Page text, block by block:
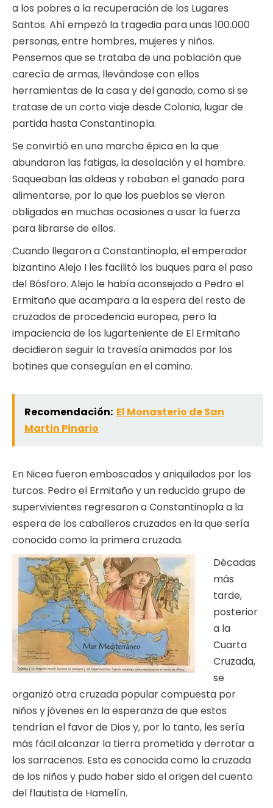
a los pobres a la recuperación de los Lugares
Santos. Ahí empezó la tragedia para unas 100.000
personas, entre hombres, mujeres y niños.
Pensemos que se trataba de una población que
carecía de armas, llevándose con ellos
herramientas de la casa y del ganado, como si se
tratase de un corto viaje desde Colonia, lugar de
partida hasta Constantinopla.
Se convirtió en una marcha épica en la que
abundaron las fatigas, la desolación y el hambre.
Saqueaban las aldeas y robaban el ganado para
alimentarse, por lo que los pueblos se vieron
obligados en muchas ocasiones a usar la fuerza
para librarse de ellos.
Cuando llegaron a Constantinopla, el emperador
bizantino Alejo I les facilitó los buques para el paso
del Bósforo. Alejo le había aconsejado a Pedro el
Ermitaño que acampara a la espera del resto de
cruzados de procedencia europea, pero la
impaciencia de los lugarteniente de El Ermitaño
decidieron seguir la travesía animados por los
botines que conseguían en el camino.
Recomendación: El Monasterio de San
Martin Pinario
En Nicea fueron emboscados y aniquilados por los
turcos. Pedro el Ermitaño y un reducido grupo de
supervivientes regresaron a Constantinopla a la
espera de los caballeros cruzados en la que sería
conocida como la primera cruzada.
Décadas
más
tarde,
posterior
a la
Cuarta
Cruzada,
se
organizó otra cruzada popular compuesta por
niños y jóvenes en la esperanza de que estos
tendrían el favor de Dios y, por lo tanto, les sería
más fácil alcanzar la tierra prometida y derrotar a
los sarracenos. Esta es conocida como la cruzada
de los niños y pudo haber sido el origen del cuento
del flautista de Hamelín.